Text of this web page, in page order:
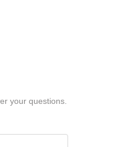
your questions.